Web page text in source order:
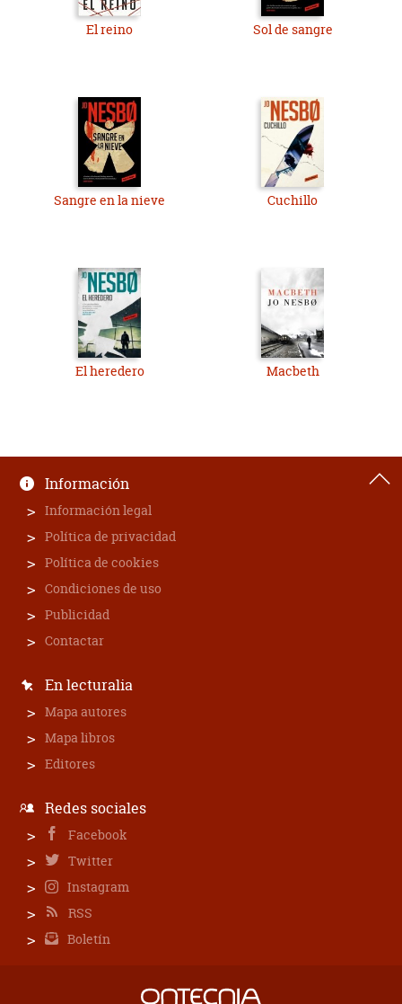
El reino Sol de sangre
Sangre en la nieve Cuchillo
El heredero Macbeth
Información
Información legal
Política de privacidad
Política de cookies
Condiciones de uso
Publicidad
Contactar
En lecturalia
Mapa autores
Mapa libros
Editores
Redes sociales
Facebook
Twitter
Instagram
RSS
Boletín